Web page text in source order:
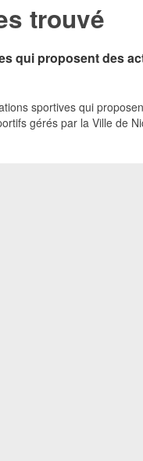
trouvé
qui proposent des
sportives qui
gérés par la Ville de